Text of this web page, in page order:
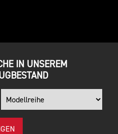
IN UNSEREM